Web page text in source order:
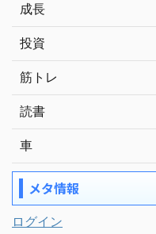
成長
投資
筋トレ
読書
車
メタ情報
ログイン